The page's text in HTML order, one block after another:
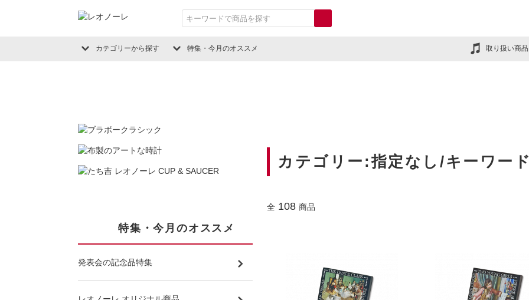
カテゴリーから探す 特集・今月のオススメ 取り扱い商品
カテゴリー:指定なし/キーワー
全 108 商品
特集・今月のオススメ
発表会の記念品特集